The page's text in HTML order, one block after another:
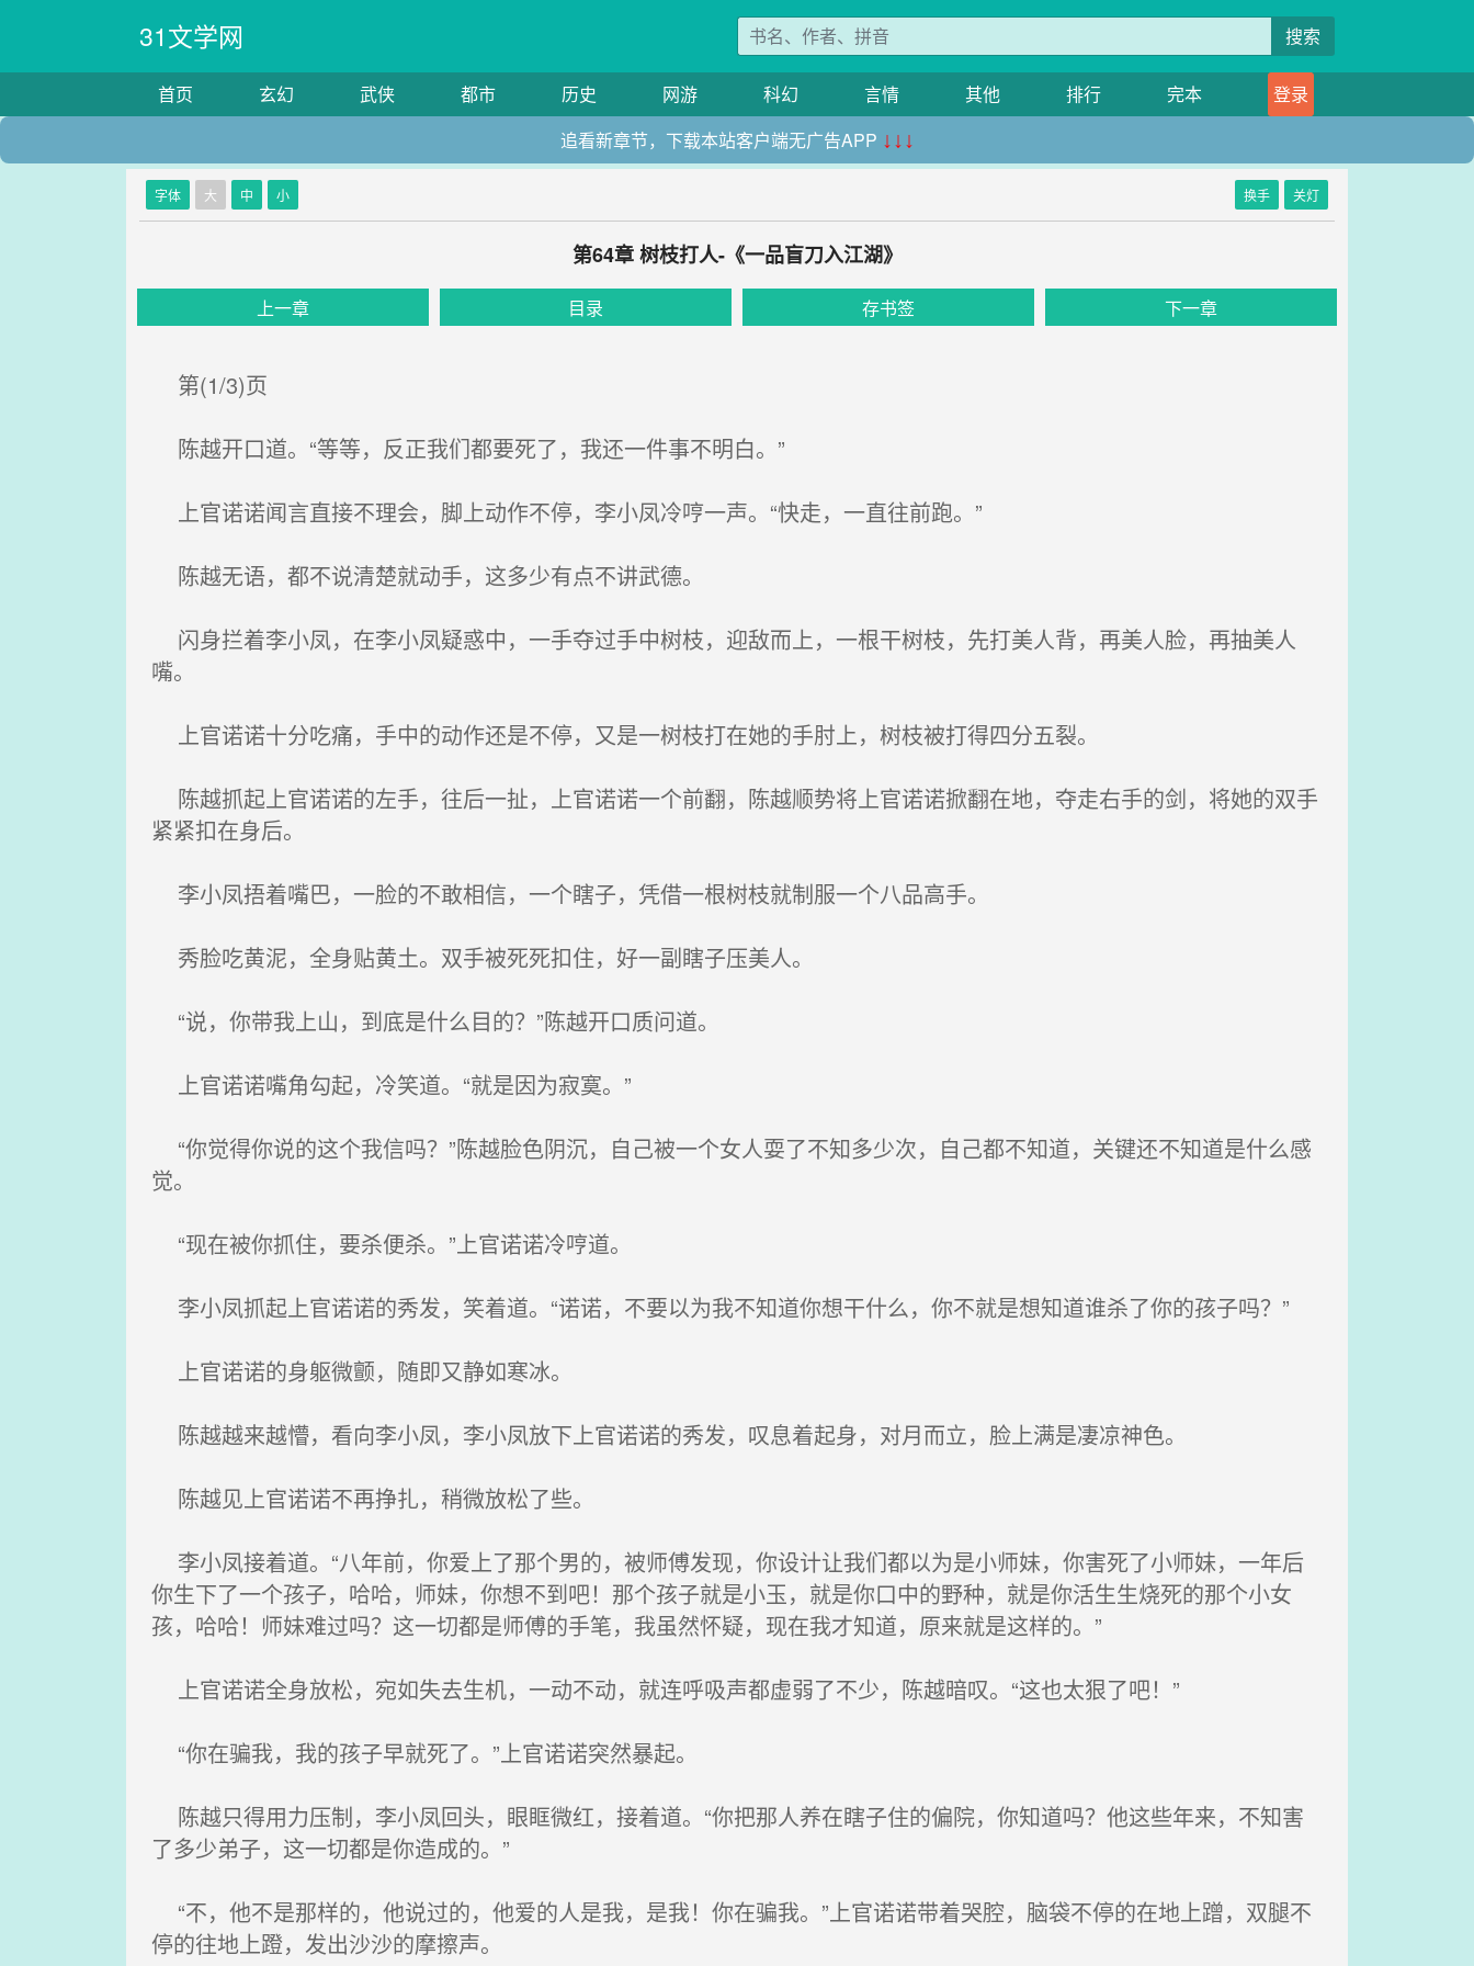
31文学网 搜索
首页 玄幻 武侠 都市 历史 网游 科幻 言情 其他 排行 完本
登录
追看新章节，下载本站客户端无广告APP ↓↓↓
字体 大 中 小 换手 关灯
第64章 树枝打人-《一品盲刀入江湖》
上一章 目录 存书签 下一章
第(1/3)页
陈越开口道。“等等，反正我们都要死了，我还一件事不明白。”
上官诺诺闻言直接不理会，脚上动作不停，李小凤冷哼一声。“快走，一直往前跑。”
陈越无语，都不说清楚就动手，这多少有点不讲武德。
闪身拦着李小凤，在李小凤疑惑中，一手夺过手中树枝，迎敌而上，一根干树枝，先打美人背，再美人脸，再抽美人
嘴。
上官诺诺十分吃痛，手中的动作还是不停，又是一树枝打在她的手肘上，树枝被打得四分五裂。
陈越抓起上官诺诺的左手，往后一扯，上官诺诺一个前翻，陈越顺势将上官诺诺掀翻在地，夺走右手的剑，将她的双手
紧紧扣在身后。
李小凤捂着嘴巴，一脸的不敢相信，一个瞎子，凭借一根树枝就制服一个八品高手。
秀脸吃黄泥，全身贴黄土。双手被死死扣住，好一副瞎子压美人。
“说，你带我上山，到底是什么目的？”陈越开口质问道。
上官诺诺嘴角勾起，冷笑道。“就是因为寂寞。”
“你觉得你说的这个我信吗？”陈越脸色阴沉，自己被一个女人耍了不知多少次，自己都不知道，关键还不知道是什么感
觉。
“现在被你抓住，要杀便杀。”上官诺诺冷哼道。
李小凤抓起上官诺诺的秀发，笑着道。“诺诺，不要以为我不知道你想干什么，你不就是想知道谁杀了你的孩子吗？”
上官诺诺的身躯微颤，随即又静如寒冰。
陈越越来越懵，看向李小凤，李小凤放下上官诺诺的秀发，叹息着起身，对月而立，脸上满是凄凉神色。
陈越见上官诺诺不再挣扎，稍微放松了些。
李小凤接着道。“八年前，你爱上了那个男的，被师傅发现，你设计让我们都以为是小师妹，你害死了小师妹，一年后
你生下了一个孩子，哈哈，师妹，你想不到吧！那个孩子就是小玉，就是你口中的野种，就是你活生生烧死的那个小女
孩，哈哈！师妹难过吗？这一切都是师傅的手笔，我虽然怀疑，现在我才知道，原来就是这样的。”
上官诺诺全身放松，宛如失去生机，一动不动，就连呼吸声都虚弱了不少，陈越暗叹。“这也太狠了吧！”
“你在骗我，我的孩子早就死了。”上官诺诺突然暴起。
陈越只得用力压制，李小凤回头，眼眶微红，接着道。“你把那人养在瞎子住的偏院，你知道吗？他这些年来，不知害
了多少弟子，这一切都是你造成的。”
“不，他不是那样的，他说过的，他爱的人是我，是我！你在骗我。”上官诺诺带着哭腔，脑袋不停的在地上蹭，双腿不
停的往地上蹬，发出沙沙的摩擦声。